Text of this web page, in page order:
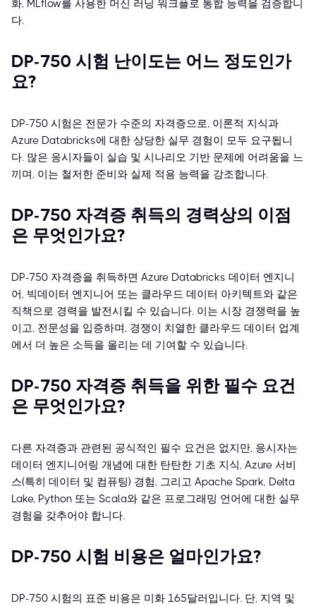
화, MLflow를 사용한 머신 러닝 워크플로 통합 능력을 검증합니
다.
DP-750 시험 난이도는 어느 정도인가
요?
DP-750 시험은 전문가 수준의 자격증으로, 이론적 지식과
Azure Databricks에 대한 상당한 실무 경험이 모두 요구됩니
다. 많은 응시자들이 실습 및 시나리오 기반 문제에 어려움을 느
끼며, 이는 철저한 준비와 실제 적용 능력을 강조합니다.
DP-750 자격증 취득의 경력상의 이점
은 무엇인가요?
DP-750 자격증을 취득하면 Azure Databricks 데이터 엔지니
어, 빅데이터 엔지니어 또는 클라우드 데이터 아키텍트와 같은
직책으로 경력을 발전시킬 수 있습니다. 이는 시장 경쟁력을 높
이고, 전문성을 입증하며, 경쟁이 치열한 클라우드 데이터 업계
에서 더 높은 소득을 올리는 데 기여할 수 있습니다.
DP-750 자격증 취득을 위한 필수 요건
은 무엇인가요?
다른 자격증과 관련된 공식적인 필수 요건은 없지만, 응시자는
데이터 엔지니어링 개념에 대한 탄탄한 기초 지식, Azure 서비
스(특히 데이터 및 컴퓨팅) 경험, 그리고 Apache Spark, Delta
Lake, Python 또는 Scala와 같은 프로그래밍 언어에 대한 실무
경험을 갖추어야 합니다.
DP-750 시험 비용은 얼마인가요?
DP-750 시험의 표준 비용은 미화 165달러입니다. 단, 지역 및